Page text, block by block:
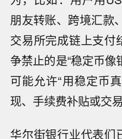
朋友转账、跨境汇款
交易所完成链上支付
争禁止的是“稳定币像
可能允许“用稳定币
现、手续费补贴或交易
华尔街银行业代表们